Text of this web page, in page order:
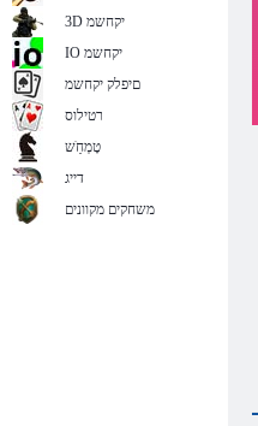
3D יקחשמ
IO יקחשמ
םיפלק יקחשמ
רטילוס
טָמְחַׁש
דייג
משחקים מקוונים